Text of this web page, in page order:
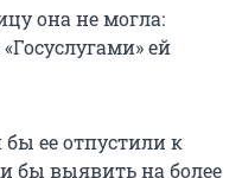
она не могла:
ей
бы ее отпустили к
бы выявить на более